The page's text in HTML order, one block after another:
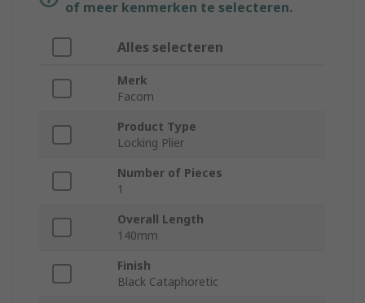
of meer kenmerken te selecteren.
Alles selecteren
Merk
Facom
Product Type
Locking Plier
Number of Pieces
1
Overall Length
140mm
Finish
Black Cataphoretic